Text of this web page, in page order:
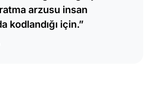
arzusu insan
kodlandığı için.”